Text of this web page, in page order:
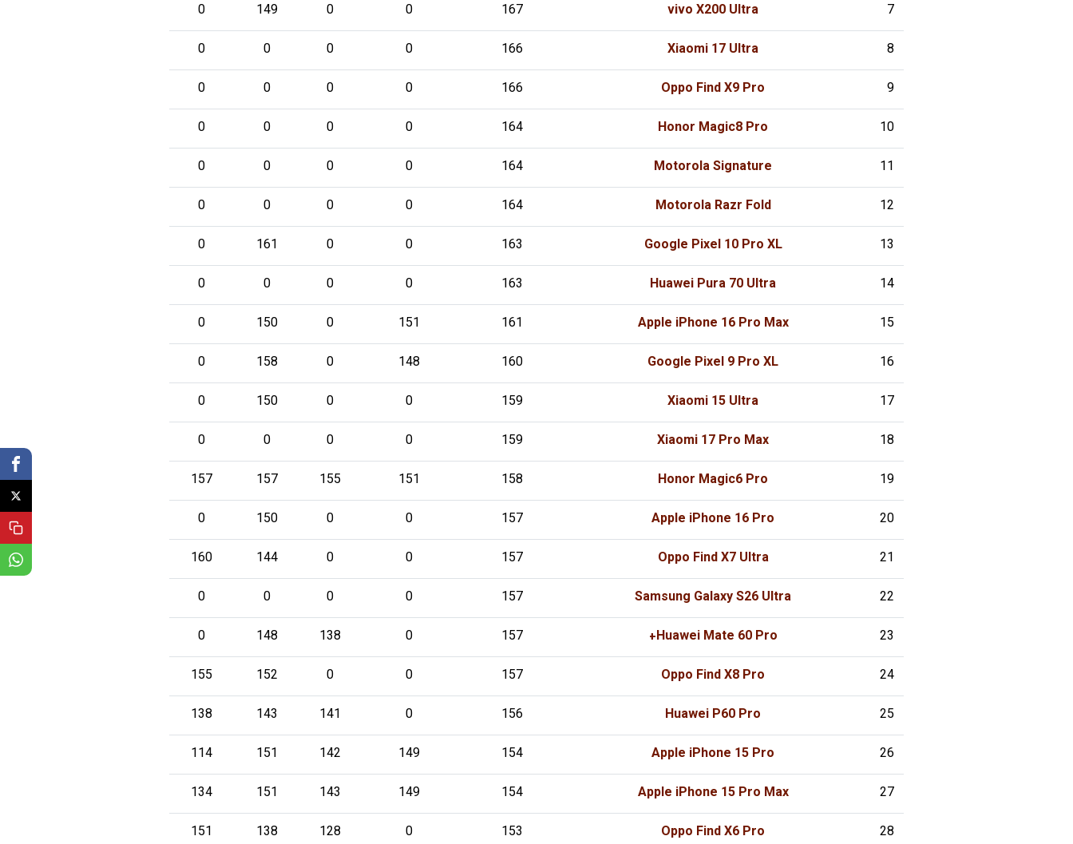
7
vivo X200 Ultra
167
0
0
149
0
8
Xiaomi 17 Ultra
166
0
0
0
0
9
Oppo Find X9 Pro
166
0
0
0
0
10
Honor Magic8 Pro
164
0
0
0
0
11
Motorola Signature
164
0
0
0
0
12
Motorola Razr Fold
164
0
0
0
0
13
Google Pixel 10 Pro XL
163
0
0
161
0
14
Huawei Pura 70 Ultra
163
0
0
0
0
15
Apple iPhone 16 Pro Max
161
151
0
150
0
16
Google Pixel 9 Pro XL
160
148
0
158
0
17
Xiaomi 15 Ultra
159
0
0
150
0
18
Xiaomi 17 Pro Max
159
0
0
0
0
19
Honor Magic6 Pro
158
151
155
157
157
20
Apple iPhone 16 Pro
157
0
0
150
0
21
Oppo Find X7 Ultra
157
0
0
144
160
22
Samsung Galaxy S26 Ultra
157
0
0
0
0
23
Huawei Mate 60 Pro+
157
0
138
148
0
24
Oppo Find X8 Pro
157
0
0
152
155
25
Huawei P60 Pro
156
0
141
143
138
26
Apple iPhone 15 Pro
154
149
142
151
114
27
Apple iPhone 15 Pro Max
154
149
143
151
134
28
Oppo Find X6 Pro
153
0
128
138
151